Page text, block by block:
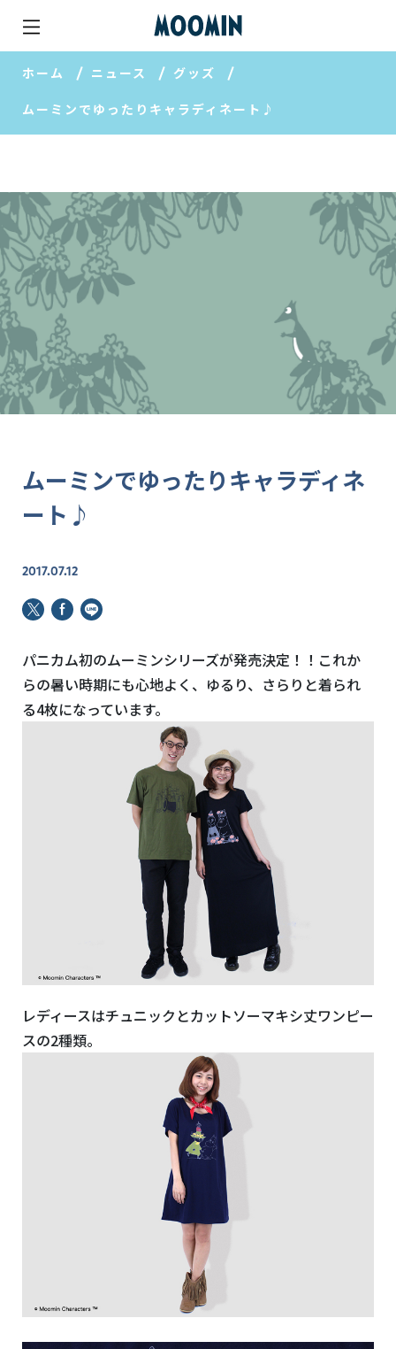
ホーム ニュース グッズ
ムーミンでゆったりキャラディネート♪
ムーミンでゆったりキャラディネ
ート♪
2017.07.12
パニカム初のムーミンシリーズが発売決定！！これか
らの暑い時期にも心地よく、ゆるり、さらりと着られ
る4枚になっています。
レディースはチュニックとカットソーマキシ丈ワンピー
スの2種類。